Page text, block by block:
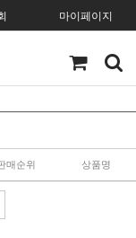
마이페이지
매순위 상품명